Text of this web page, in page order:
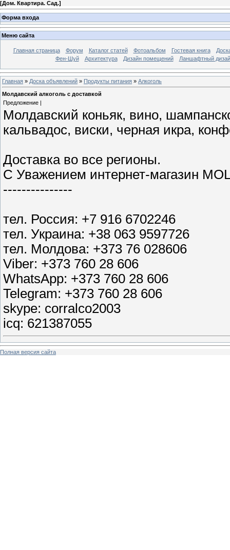
[Дом. Квартира. Сад.]
Форма входа
Меню сайта
Главная страница Форум Каталог статей Фотоальбом Гостевая книга
Фен-Шуй
Архитектура Дизайн помещений Ланшафтный
Главная » Доска объявлений » Продукты питания » Алкоголь
Молдавский алкоголь с доставкой
Предложение |
Молдавский коньяк, вино,
кальвадос, виски, черная икра,
Доставка во все регионы.
С Уважением интернет-магазин
---------------
тел. Россия: +7 916 6702246
тел. Украина: +38 063 9597726
тел. Молдова: +373 76 028606
Viber: +373 760 28 606
WhatsApp: +373 760 28 606
Telegram: +373 760 28 606
skype: corralco2003
icq: 621387055
Полная версия сайта